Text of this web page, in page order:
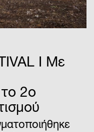
I Με
2ο